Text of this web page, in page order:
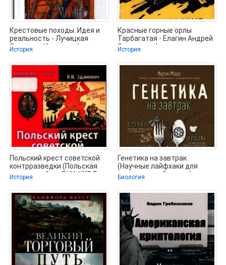
Крестовые походы. Идея и
реальность - Лучицкая
Светлана Игоревна (читать
книги
История
Красные горные орлы
Тарбагатая - Елагин Андрей
Сергеевич (книга жизни
TXT) 📗
История
Польский крест советской
контрразведки (Польская
линия в работе ВЧК-НКВД
История
Генетика на завтрак
(Научные лайфхаки для
повседневной жизни) -
Биология